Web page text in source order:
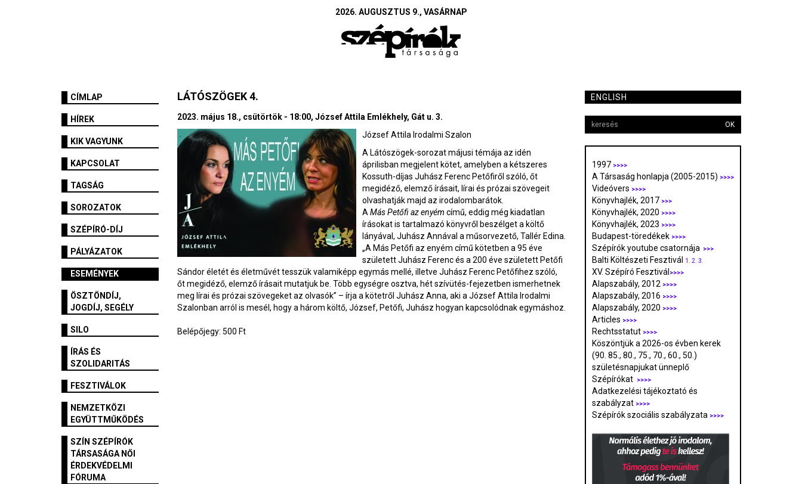
2026. AUGUSZTUS 9., VASÁRNAP
CÍMLAP
HÍREK
KIK VAGYUNK
KAPCSOLAT
TAGSÁG
SOROZATOK
SZÉPÍRÓ-DÍJ
PÁLYÁZATOK
ESEMÉNYEK
ÖSZTÖNDÍJ,
JOGDÍJ, SEGÉLY
SILO
ÍRÁS ÉS
SZOLIDARITÁS
FESZTIVÁLOK
NEMZETKÖZI
EGYÜTTMŰKÖDÉS
SZÍN SZÉPÍRÓK
TÁRSASÁGA NŐI
ÉRDEKVÉDELMI
FÓRUMA
LÁTÓSZÖGEK 4.
2023. május 18., csütörtök - 18:00, József Attila Emlékhely, Gát u. 3.
József Attila Irodalmi Szalon
A Látószögek-sorozat májusi témája az idén
áprilisban megjelent kötet, amelyben a kétszeres
Kossuth-díjas Juhász Ferenc Petőfiről szóló, őt
megidéző, elemző írásait, lírai és prózai szövegeit
olvashatják majd az irodalombarátok.
AMás Petőfi az enyém című, eddig még kiadatlan
írásokat is tartalmazó könyvről beszélget a költő
lányával, Juhász Annával a műsorvezető, Tallér Edina.
„A Más Petőfi az enyém című kötetben a 95 éve
született Juhász Ferenc és a 200 éve született Petőfi
Sándor életét és életművét tesszük valamiképp egymás mellé, illetve Juhász Ferenc Petőfihez szóló,
őt megidéző, elemző írásait mutatjuk be. Több egységre osztva, hét szívütés-fejezetben ismerhetnek
meg lírai és prózai szövegeket az olvasók” – írja a kötetről Juhász Anna, aki a József Attila Irodalmi
Szalonban arról is mesél, hogy a három költő, József, Petőfi, Juhász hogyan kapcsolódnak egymáshoz.
Belépőjegy: 500 Ft
ENGLISH
OK
1997 >>>>
A Társaság honlapja (2005-2015) >>>>
Videóvers >>>>
Könyvhajlék, 2017 >>>
Könyvhajlék, 2020 >>>>
Könyvhajlék, 2023 >>>>
Budapest-töredékek >>>>
Szépírók youtube csatornája >>>
Balti Költészeti Fesztivál 1. 2. 3.
XV. Szépíró Fesztivál >>>>
Alapszabály, 2012 >>>>
Alapszabály, 2016 >>>>
Alapszabály, 2020 >>>>
Articles >>>>
Rechtsstatut >>>>
Köszöntjük a 2026-os évben kerek
(90. 85., 80., 75., 70., 60., 50.)
születésnapjukat ünneplő
Szépírókat
>>>>
Adatkezelési tájékoztató és
szabályzat >>>>
Szépírók szociális szabályzata >>>>